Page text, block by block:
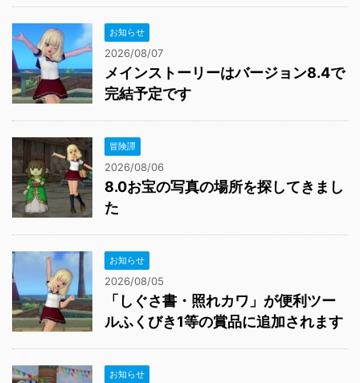
お知らせ
2026/08/07
メインストーリーはバージョン8.4で
完結予定です
冒険譚
2026/08/06
8.0お宝の写真の場所を探してきまし
た
お知らせ
2026/08/05
「しぐさ書・照れカワ」が便利ツー
ルふくびき1等の賞品に追加されます
お知らせ